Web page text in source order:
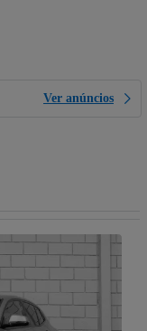
Ver anúncios